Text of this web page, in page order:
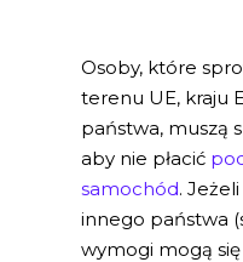
Osoby, które
terenu UE, kraju
państwa, muszą
aby nie płacić
samochód.
innego państwa
wymogi mogą